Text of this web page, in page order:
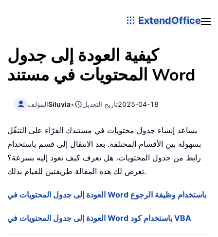
ExtendOffice
كيفية العودة إلى جدول
المحتويات في مستند Word
المؤلفSiluvia• تاريخ التعديل2025-04-18
يساعد إنشاء جدول محتويات في مستندك القرّاء على التنقّل
بسهولة بين الأقسام المختلفة. بعد الانتقال إلى قسم باستخدام
رابط من جدول المحتويات، هل تعرف كيف تعود إليه بسرعة؟
تعرض لك هذه المقالة طريقتين للقيام بذلك.
العودة إلى جدول المحتويات في Word باستخدام وظيفة الرجوع
العودة إلى جدول المحتويات في Word باستخدام كود VBA